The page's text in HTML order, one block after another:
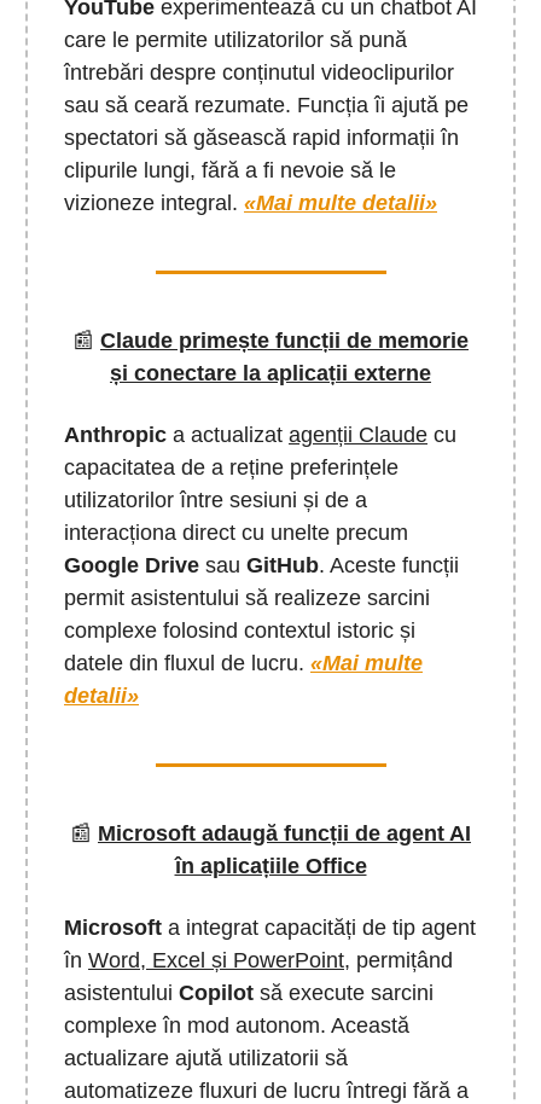
YouTube experimentează cu un chatbot AI
care le permite utilizatorilor să pună
întrebări despre conținutul videoclipurilor
sau să ceară rezumate. Funcția îi ajută pe
spectatori să găsească rapid informații în
clipurile lungi, fără a fi nevoie să le
vizioneze integral. «Mai multe detalii»
📰 Claude primește funcții de memorie
și conectare la aplicații externe
Anthropic a actualizat agenții Claude cu
capacitatea de a reține preferințele
utilizatorilor între sesiuni și de a
interacționa direct cu unelte precum
Google Drive sau GitHub. Aceste funcții
permit asistentului să realizeze sarcini
complexe folosind contextul istoric și
datele din fluxul de lucru. «Mai multe
detalii»
📰 Microsoft adaugă funcții de agent AI
în aplicațiile Office
Microsoft a integrat capacități de tip agent
în Word, Excel și PowerPoint, permițând
asistentului Copilot să execute sarcini
complexe în mod autonom. Această
actualizare ajută utilizatorii să
automatizeze fluxuri de lucru întregi fără a